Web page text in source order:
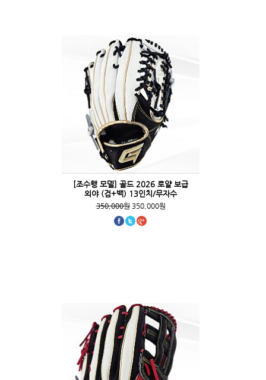
[조수행 모델] 골드 2026 로얄 보급
외야 (검+백) 13인치/무자수
350,000원350,000원